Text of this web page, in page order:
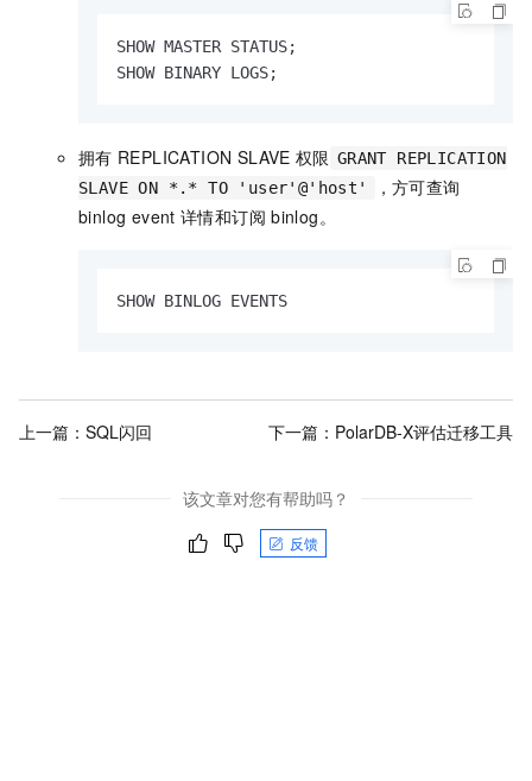
SHOW MASTER STATUS;
SHOW BINARY LOGS;
拥有 REPLICATION SLAVE 权限 GRANT REPLICATION
SLAVE ON *.* TO 'user'@'host'
，方可查询
binlog event 详情和订阅 binlog。
SHOW BINLOG EVENTS
上一篇： SQL闪回 下一篇： PolarDB-X评估迁移工具
该文章对您有帮助吗？
反馈